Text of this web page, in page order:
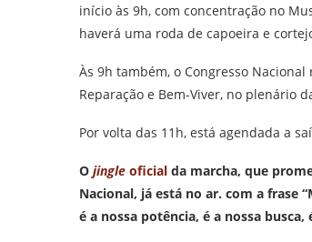
início às 9h, com concentração no
haverá uma roda de capoeira e
Às 9h também, o Congresso
Reparação e Bem-Viver, no plenário
Por volta das 11h, está agendada a
O jingle oficial da marcha, que
Nacional, já está no ar. com a frase
é a nossa potência, é a nossa busca,